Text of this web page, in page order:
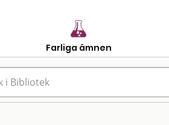
Farliga ämnen